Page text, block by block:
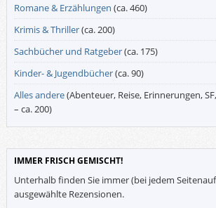
Romane & Erzählungen (ca. 460)
Krimis & Thriller(ca. 200)
Sachbücher und Ratgeber(ca. 175)
Kinder- & Jugendbücher(ca. 90)
Alles andere(Abenteuer, Reise, Erinnerungen,
– ca. 200)
IMMER FRISCH GEMISCHT!
Unterhalb finden Sie immer (bei jedem
ausgewählte Rezensionen.